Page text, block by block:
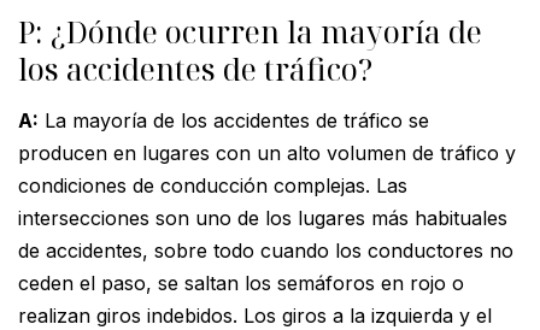
P: ¿Dónde ocurren la mayoría de
los accidentes de tráfico?
A: La mayoría de los accidentes de tráfico se
producen en lugares con un alto volumen de tráfico y
condiciones de conducción complejas. Las
intersecciones son uno de los lugares más habituales
de accidentes, sobre todo cuando los conductores no
ceden el paso, se saltan los semáforos en rojo o
realizan giros indebidos. Los giros a la izquierda y el